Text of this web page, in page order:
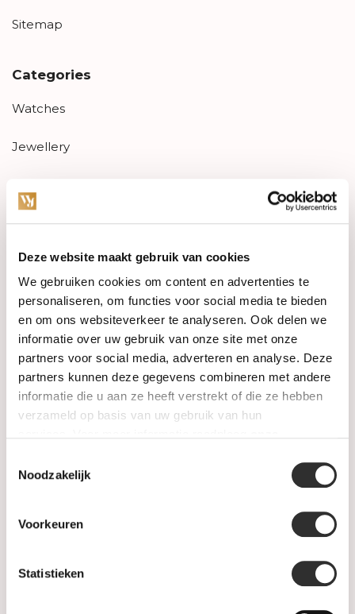
Deze website maakt gebruik van cookies
We gebruiken cookies om content en advertenties te
personaliseren, om functies voor social media te bieden
en om ons websiteverkeer te analyseren. Ook delen we
informatie over uw gebruik van onze site met onze
partners voor social media, adverteren en analyse. Deze
partners kunnen deze gegevens combineren met andere
informatie die u aan ze heeft verstrekt of die ze hebben
verzameld op basis van uw gebruik van hun
Noodzakelijk
Voorkeuren
Statistieken
Sitemap
Categories
Watches
Jewellery
PRE-OWNED
Luxury Accessories
Maatwerk
Gents Jewelry
SALE
Information
Levertijd & verzendkosten